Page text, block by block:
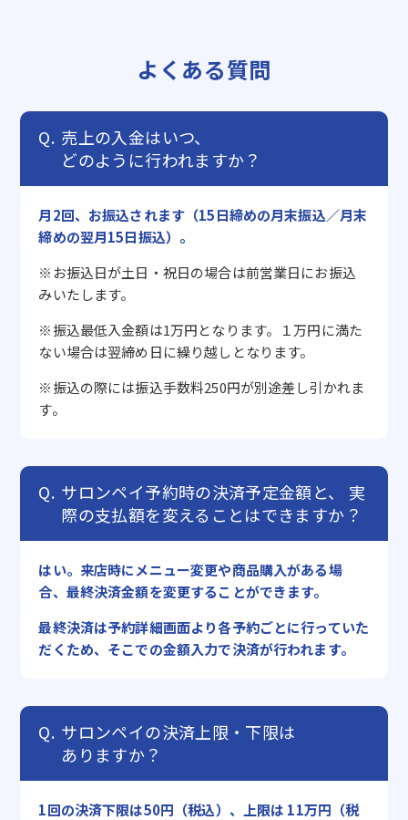
よくある質問
売上の入金はいつ、
どのように行われますか？
月2回、お振込されます（15日締めの月末振込／月末
締めの翌月15日振込）。
※お振込日が土日・祝日の場合は前営業日にお振込
みいたします。
※振込最低入金額は1万円となります。１万円に満た
ない場合は翌締め日に繰り越しとなります。
※振込の際には振込手数料250円が別途差し引かれま
す。
サロンペイ予約時の決済予定金額と、
実
際の支払額を変えることはできますか？
はい。来店時にメニュー変更や商品購入がある場
合、最終決済金額を変更することができます。
最終決済は予約詳細画面より各予約ごとに行っていた
だくため、そこでの金額入力で決済が行われます。
サロンペイの決済上限・下限は
ありますか？
1回の決済下限は50円（税込）、上限は 11万円（税